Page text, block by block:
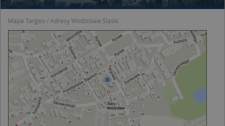
Mapa Targeo Adresy Wodzisław Śląski